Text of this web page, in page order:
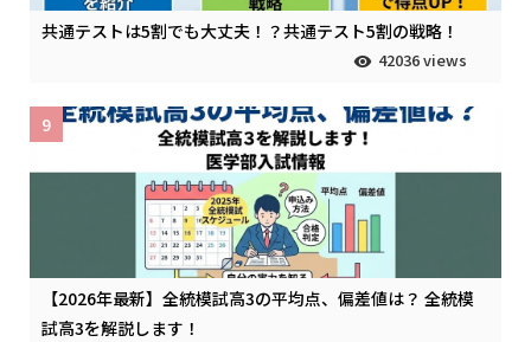
共通テストは5割でも大丈夫！？共通テスト5割の戦略！
42036 views
【2026年最新】全統模試高3の平均点、偏差値は？ 全統模
試高3を解説します！
9